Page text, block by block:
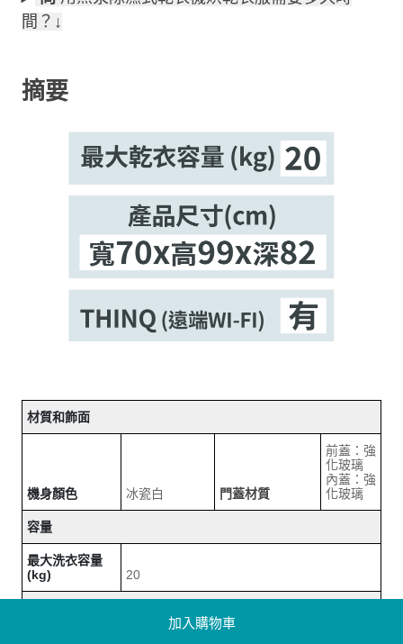
加入購物車
問
摘要
材質和飾面
機身顏色 冰瓷白 門蓋材質
前蓋：強
化玻璃
內蓋：強
化玻璃
容量
最大洗衣容量
(kg)
20